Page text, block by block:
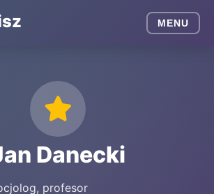
MENU
Danecki
profesor